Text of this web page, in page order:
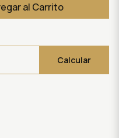
al Carrito
Calcular